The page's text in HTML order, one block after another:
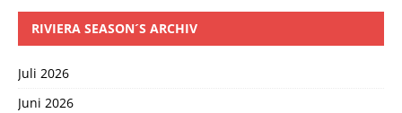
RIVIERA SEASON´S ARCHIV
Juli 2026
Juni 2026